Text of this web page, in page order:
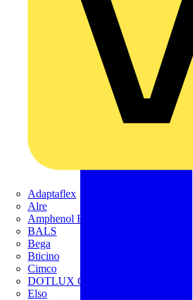
Adaptaflex
Alre
Amphenol FTG
BALS
Bega
Bticino
Cimco
DOTLUX GmbH
Elso